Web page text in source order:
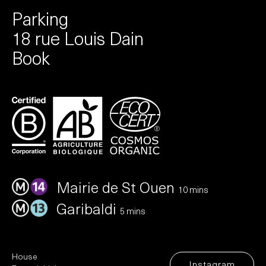
Parking
18 rue Louis Dain
Book
Mairie de St Ouen 10 mins
Garibaldi 5 mins
House